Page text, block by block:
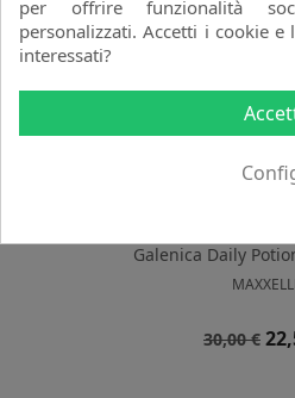
Galenica Daily
Prezzo
30,00 €
per offrire funzionalità
personalizzati. Accetti i cookie
interessati?